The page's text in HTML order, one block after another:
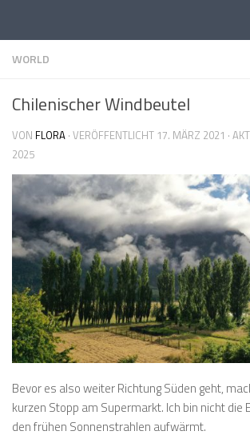
WORLD
Chilenischer Windbeutel
VON FLORA · VERÖFFENTLICHT 17. MÄRZ 2021 ·
2025
Bevor es also weiter Richtung Süden geht,
kurzen Stopp am Supermarkt. Ich bin nicht die
den frühen Sonnenstrahlen aufwärmt.